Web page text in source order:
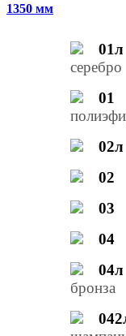
1350 мм
01л
серебро
01
02л
02
03
04
04л
бронза